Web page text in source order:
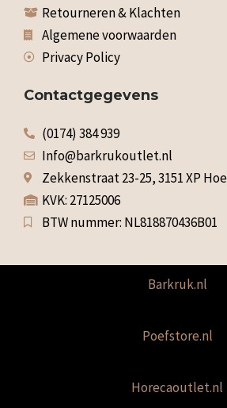
Retourneren & Klachten
Algemene voorwaarden
Privacy Policy
Contactgegevens
(0174) 384 939
Info@barkrukoutlet.nl
Zekkenstraat 23-25, 3151 XP
KVK: 27125006
BTW nummer: NL818870436B01
Barkruk.nl
Poefstore.nl
Horecaoutlet.nl